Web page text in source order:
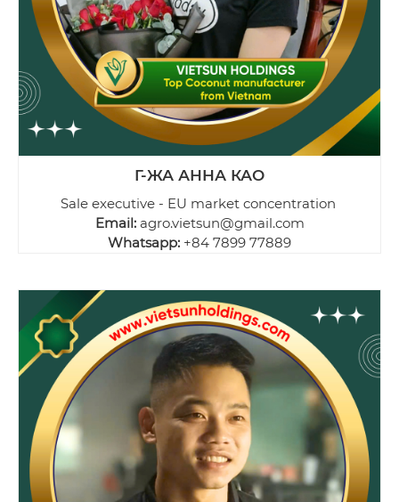
Г-ЖА АННА КАО
Sale executive - EU market concentration
Email: agro.vietsun@gmail.com
Whatsapp: +84 7899 77889